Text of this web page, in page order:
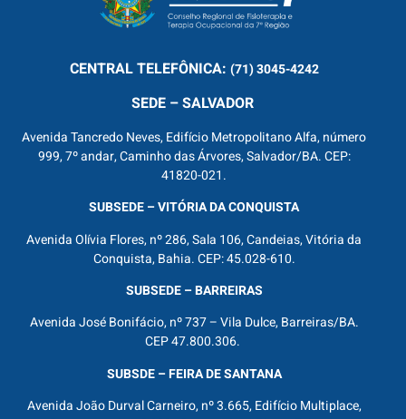
CENTRALTELEFÔNICA: (71) 3045-4242
SEDE – SALVADOR
Avenida Tancredo Neves, Edifício Metropolitano Alfa, número
999, 7º andar, Caminho das Árvores, Salvador/BA. CEP:
41820-021.
SUBSEDE – VITÓRIA DA CONQUISTA
Avenida Olívia Flores, nº 286, Sala 106, Candeias, Vitória da
Conquista, Bahia. CEP: 45.028-610.
SUBSEDE – BARREIRAS
Avenida José Bonifácio, nº 737 – Vila Dulce, Barreiras/BA.
CEP 47.800.306.
SUBSDE – FEIRA DE SANTANA
Avenida João Durval Carneiro, nº 3.665, Edifício Multiplace,